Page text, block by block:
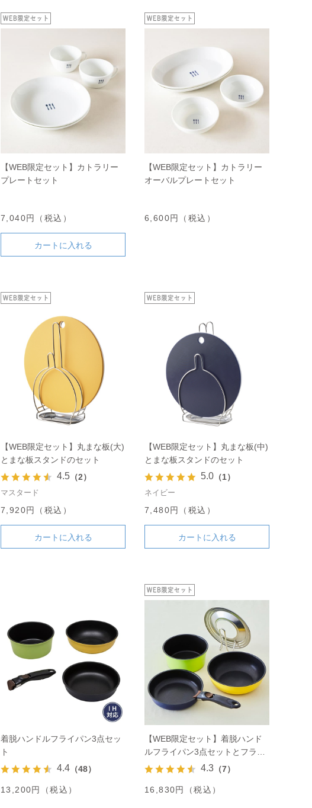
【WEB限定セット】カトラリー
プレートセット
7,040円（税込）
カートに入れる
【WEB限定セット】カトラリー
オーバルプレートセット
6,600円（税込）
【WEB限定セット】丸まな板(大)
とまな板スタンドのセット
4.5 （2）
マスタード
7,920円（税込）
カートに入れる
【WEB限定セット】丸まな板(中)
とまな板スタンドのセット
5.0 （1）
ネイビー
7,480円（税込）
カートに入れる
着脱ハンドルフライパン3点セッ
ト
4.4 （48）
13,200円（税込）
【WEB限定セット】着脱ハンド
ルフライパン3点セットとフライ
パンカバーのセット
4.3 （7）
16,830円（税込）